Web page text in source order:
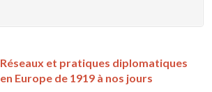
Réseaux et pratiques diplomatiques
en Europe de 1919 à nos jours